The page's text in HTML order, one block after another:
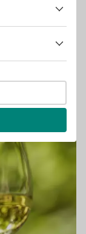
ている。ワイ
の液体であれ、
どの固形物であ
に出回っている